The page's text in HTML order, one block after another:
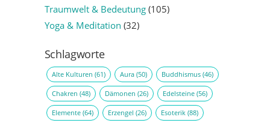
Traumwelt & Bedeutung(105)
Yoga & Meditation (32)
Schlagworte
Alte Kulturen (61) Aura(50) Buddhismus(46)
Chakren (48) Dämonen (26) Edelsteine(56)
Elemente(64) Erzengel (26) Esoterik(88)